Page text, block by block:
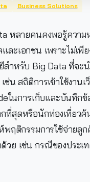
Business Solutions
หลายคนคงพอรู้ควา
ละเอกชน เพราะไม่เ
สำหรับ Big Data ที่จะ
ช่น สถิติการเข้าใช้งา
ในการเก็บและบันทึ
ที่สุดหรือนักท่องเที่ยว
ห์พฤติกรรมการใช้จ่าย
วย เช่น กรณีของประ